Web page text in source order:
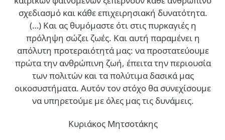
σχεδιασμό και κάθε επιχειρησιακή δυνατότητα.
(…) Και ας θυμόμαστε ότι στις πυρκαγιές η
πρόληψη σώζει ζωές. Και αυτή παραμένει η
απόλυτη προτεραιότητά μας: να προστατεύουμε
πρώτα την ανθρώπινη ζωή, έπειτα την περιουσία
των πολιτών και τα πολύτιμα δασικά μας
οικοσυστήματα. Αυτόν τον στόχο θα συνεχίσουμε
να υπηρετούμε με όλες μας τις δυνάμεις.
Κυριάκος Μητσοτάκης